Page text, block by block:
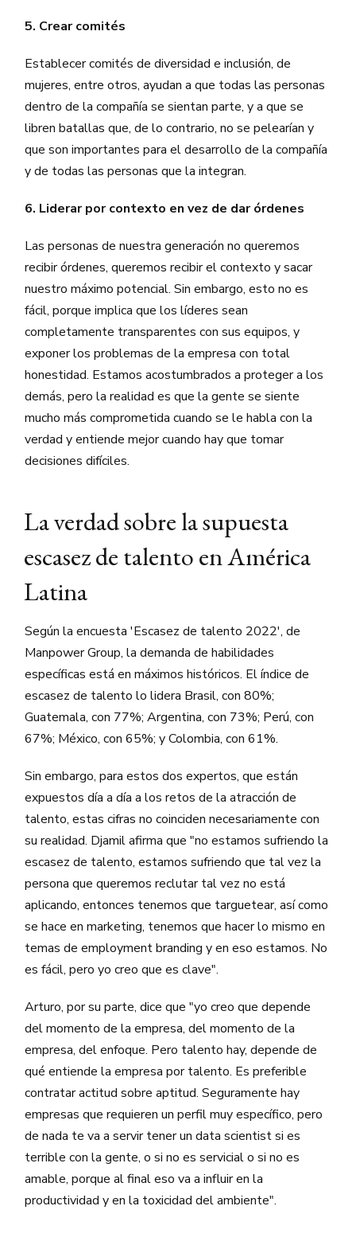
5. Crear comités
Establecer comités de diversidad e inclusión, de
mujeres, entre otros, ayudan a que todas las personas
dentro de la compañía se sientan parte, y a que se
libren batallas que, de lo contrario, no se pelearían y
que son importantes para el desarrollo de la compañía
y de todas las personas que la integran.
6. Liderar por contexto en vez de dar órdenes
Las personas de nuestra generación no queremos
recibir órdenes, queremos recibir el contexto y sacar
nuestro máximo potencial. Sin embargo, esto no es
fácil, porque implica que los líderes sean
completamente transparentes con sus equipos, y
exponer los problemas de la empresa con total
honestidad. Estamos acostumbrados a proteger a los
demás, pero la realidad es que la gente se siente
mucho más comprometida cuando se le habla con la
verdad y entiende mejor cuando hay que tomar
decisiones difíciles.
La verdad sobre la supuesta
escasez de talento en América
Latina
Según la encuesta 'Escasez de talento 2022', de
Manpower Group, la demanda de habilidades
específicas está en máximos históricos. El índice de
escasez de talento lo lidera Brasil, con 80%;
Guatemala, con 77%; Argentina, con 73%; Perú, con
67%; México, con 65%; y Colombia, con 61%.
Sin embargo, para estos dos expertos, que están
expuestos día a día a los retos de la atracción de
talento, estas cifras no coinciden necesariamente con
su realidad. Djamil afirma que "no estamos sufriendo la
escasez de talento, estamos sufriendo que tal vez la
persona que queremos reclutar tal vez no está
aplicando, entonces tenemos que targuetear, así como
se hace en marketing, tenemos que hacer lo mismo en
temas de employment branding y en eso estamos. No
es fácil, pero yo creo que es clave".
Arturo, por su parte, dice que "yo creo que depende
del momento de la empresa, del momento de la
empresa, del enfoque. Pero talento hay, depende de
qué entiende la empresa por talento. Es preferible
contratar actitud sobre aptitud. Seguramente hay
empresas que requieren un perfil muy específico, pero
de nada te va a servir tener un data scientist si es
terrible con la gente, o si no es servicial o si no es
amable, porque al final eso va a influir en la
productividad y en la toxicidad del ambiente".